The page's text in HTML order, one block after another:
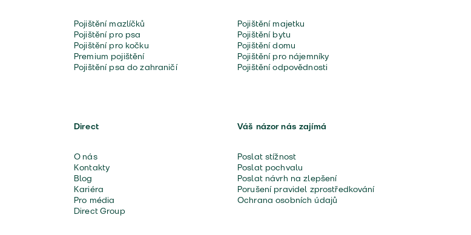
Pojištění mazlíčků
Pojištění pro psa
Pojištění pro kočku
Premium pojištění
Pojištění psa do zahraničí
Pojištění majetku
Pojištění bytu
Pojištění domu
Pojištění pro nájemníky
Pojištění odpovědnosti
Direct
O nás
Kontakty
Blog
Kariéra
Pro média
Direct Group
Váš názor nás zajímá
Poslat stížnost
Poslat pochvalu
Poslat návrh na zlepšení
Porušení pravidel zprostředkování
Ochrana osobních údajů